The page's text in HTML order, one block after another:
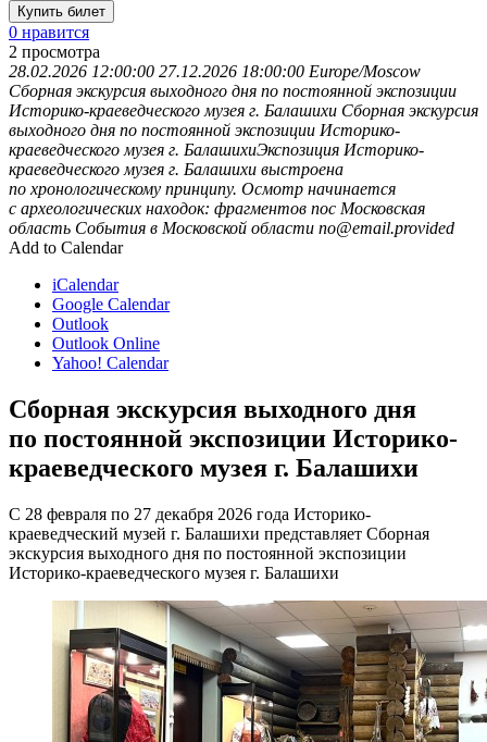
Купить билет
0 нравится
2 просмотра
28.02.2026 12:00:00 27.12.2026 18:00:00 Europe/Moscow
Сборная экскурсия выходного дня по постоянной экспозиции
Историко-краеведческого музея г. Балашихи Сборная экскурсия
выходного дня по постоянной экспозиции Историко-
краеведческого музея г. БалашихиЭкспозиция Историко-
краеведческого музея г. Балашихи выстроена
по хронологическому принципу. Осмотр начинается
с археологических находок: фрагментов пос Московская
область События в Московской области no@email.provided
Add to Calendar
iCalendar
Google Calendar
Outlook
Outlook Online
Yahoo! Calendar
Сборная экскурсия выходного дня
по постоянной экспозиции Историко-
краеведческого музея г. Балашихи
С 28 февраля по 27 декабря 2026 года Историко-
краеведческий музей г. Балашихи представляет Сборная
экскурсия выходного дня по постоянной экспозиции
Историко-краеведческого музея г. Балашихи